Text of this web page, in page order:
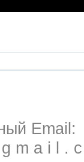
Email:
m a i l .